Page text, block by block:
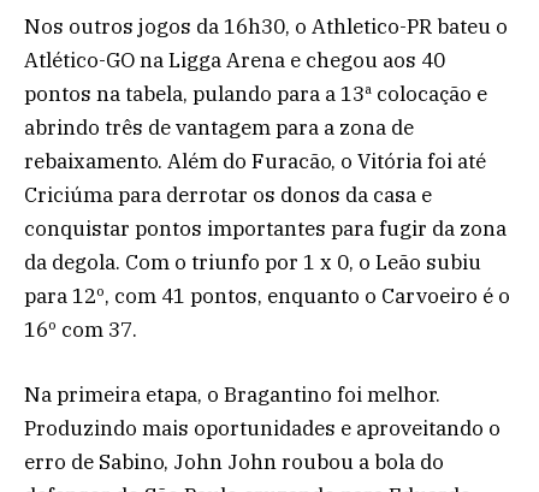
Nos outros jogos da 16h30, o Athletico-PR bateu o
Atlético-GO na Ligga Arena e chegou aos 40
pontos na tabela, pulando para a 13ª colocação e
abrindo três de vantagem para a zona de
rebaixamento. Além do Furacão, o Vitória foi até
Criciúma para derrotar os donos da casa e
conquistar pontos importantes para fugir da zona
da degola. Com o triunfo por 1 x 0, o Leão subiu
para 12º, com 41 pontos, enquanto o Carvoeiro é o
16º com 37.
Na primeira etapa, o Bragantino foi melhor.
Produzindo mais oportunidades e aproveitando o
erro de Sabino, John John roubou a bola do